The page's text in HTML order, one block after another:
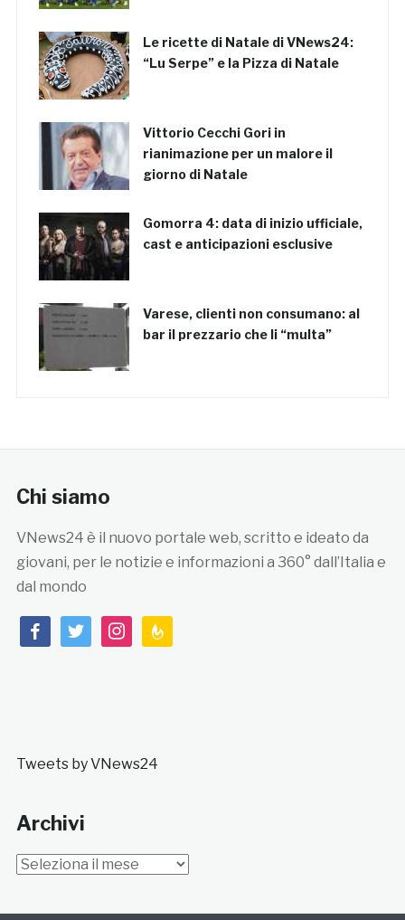
Le ricette di Natale di VNews24:
“Lu Serpe” e la Pizza di Natale
Vittorio Cecchi Gori in
rianimazione per un malore il
giorno di Natale
Gomorra 4: data di inizio ufficiale,
cast e anticipazioni esclusive
Varese, clienti non consumano: al
bar il prezzario che li “multa”
Chi siamo
VNews24 è il nuovo portale web, scritto e ideato da
giovani, per le notizie e informazioni a 360° dall’Italia e
dal mondo
facebooktwitterinstagramfeedburner
Tweets by VNews24
Archivi
Archivi